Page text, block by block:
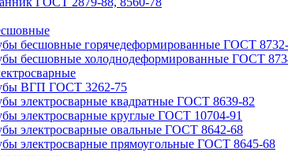
бесшовные горячедеформированные ГОСТ
бесшовные холоднодеформированные ГОСТ
ВГП ГОСТ 3262-75
электросварные квадратные ГОСТ 8639-82
электросварные круглые ГОСТ 10704-91
электросварные овальные ГОСТ 8642-68
электросварные прямоугольные ГОСТ 8645-68